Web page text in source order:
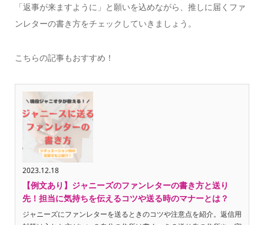
「返事が来ますように」と願いを込めながら、推しに届くファ
ンレターの書き方をチェックしていきましょう。
こちらの記事もおすすめ！
2023.12.18
【例文あり】ジャニーズのファンレターの書き方と送り
先！担当に気持ちを伝えるコツや送る時のマナーとは？
ジャニーズにファンレターを送るときのコツや注意点を紹介。返信用